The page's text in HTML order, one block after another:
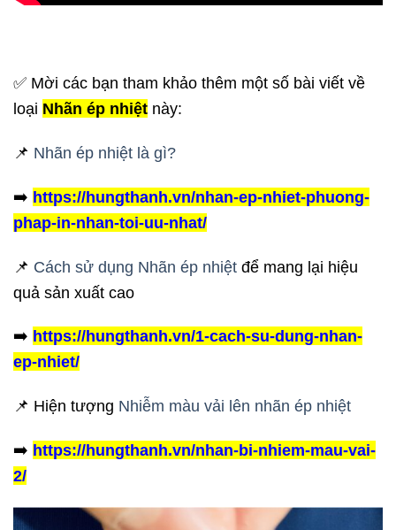
✅ Mời các bạn tham khảo thêm một số bài viết về
loại Nhãn ép nhiệt này:
📌 Nhãn ép nhiệt là gì?
➡️ https://hungthanh.vn/nhan-ep-nhiet-phuong-
phap-in-nhan-toi-uu-nhat/
📌 Cách sử dụng Nhãn ép nhiệt để mang lại hiệu
quả sản xuất cao
➡️ https://hungthanh.vn/1-cach-su-dung-nhan-
ep-nhiet/
📌 Hiện tượng Nhiễm màu vải lên nhãn ép nhiệt
➡️ https://hungthanh.vn/nhan-bi-nhiem-mau-vai-
2/